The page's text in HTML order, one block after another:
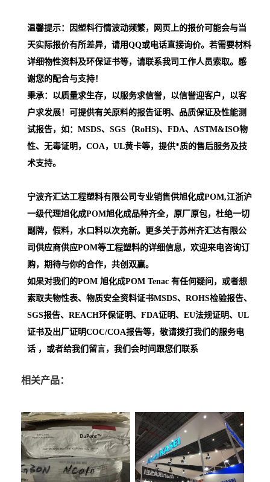
温馨提示：因塑料行情波动频繁，网页上的报价可能会与当
天实际报价有所差异，请用QQ或电话直接询价。若需要材料
详细物性资料及环保证书等，请联系我司工作人员索取。感
谢您的配合与支持！
秉承：以质量求生存，以服务求信誉，以信誉迎客户，以客
户求发展！可提供有关原料的报告证明、品质保证及性能测
试报告，如：MSDS、SGS（RoHS)、FDA、ASTM&ISO物
性、无毒证明，COA，UL黄卡等，提供*质的售后服务及技
术支持。
宁波齐汇达工程塑料有限公司专业销售供旭化成POM,江浙沪
一级代理旭化成POM旭化成品种齐全，原厂原包，杜绝一切
副牌，假料，水口料以次充新。更多关于苏州齐汇达有限公
司供应商供应POM等工程塑料的详细信息，欢迎来电咨询订
购，期待与你的合作，共创双赢。
如果对我们的POM 旭化成POM Tenac 有任何疑问，或者想
索取夫物性表、物质安全资料证书MSDS、ROHS检验报告、
SGS报告、REACH环保证明、FDA证明、EU法规证明、UL
证书及出厂证明COC/COA报告等，敬请拨打我们的服务电
话 ，或者给我们留言，我们会时间跟您们联系
相关产品：